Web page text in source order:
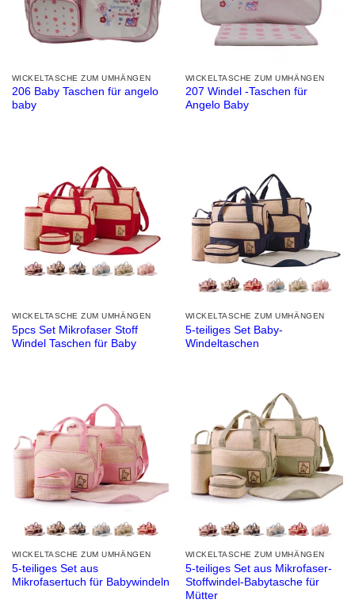
WICKELTASCHE ZUM UMHÄNGEN
206 Baby Taschen für angelo
baby
WICKELTASCHE ZUM UMHÄNGEN
207 Windel -Taschen für
Angelo Baby
WICKELTASCHE ZUM UMHÄNGEN
5pcs Set Mikrofaser Stoff
Windel Taschen für Baby
WICKELTASCHE ZUM UMHÄNGEN
5-teiliges Set Baby-
Windeltaschen
WICKELTASCHE ZUM UMHÄNGEN
5-teiliges Set aus
Mikrofasertuch für Babywindeln
WICKELTASCHE ZUM UMHÄNGEN
5-teiliges Set aus Mikrofaser-
Stoffwindel-Babytasche für
Mütter